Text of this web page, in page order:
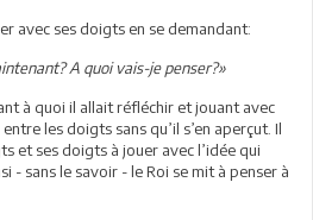
avec ses doigts en se demandant:
A quoi vais-je penser?»
à quoi il allait réfléchir et jouant avec
les doigts sans qu’il s’en aperçut. Il
et ses doigts à jouer avec l’idée qui
- sans le savoir - le Roi se mit à penser à